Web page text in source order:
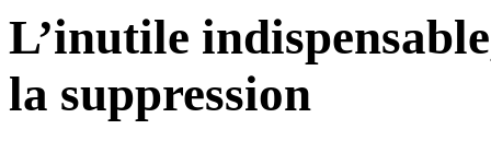
L’inutile
la suppression